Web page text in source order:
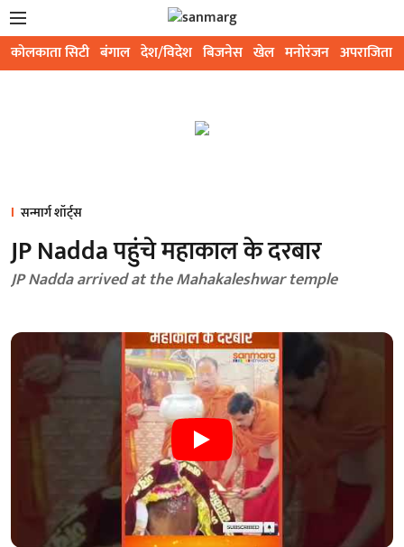
कोलकाता सिटी बंगाल देश/विदेश बिजनेस खेल मनोरंजन अपराजिता
सन्मार्ग शॉर्ट्स
JP Nadda पहुंचे महाकाल के दरबार
JP Nadda arrived at the Mahakaleshwar temple